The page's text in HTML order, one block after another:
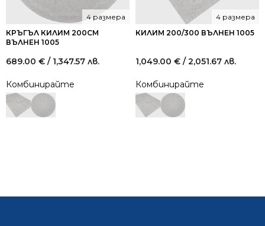
КРЪГЪЛ КИЛИМ 200СМ
ВЪЛНЕН 1005
4 размера
689.00 € / 1,347.57 лв.
Комбинирайте
КИЛИМ 200/300 ВЪЛНЕН 1005
4 размера
1,049.00 € / 2,051.67 лв.
Комбинирайте